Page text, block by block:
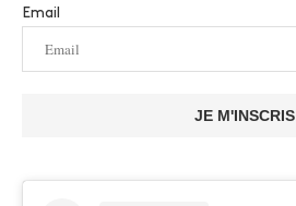
Email
JE M'INSCRIS